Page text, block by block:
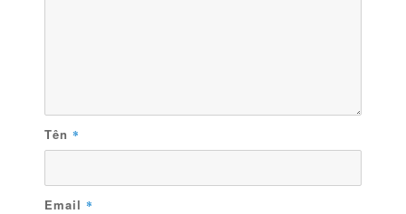
Tên *
Email *